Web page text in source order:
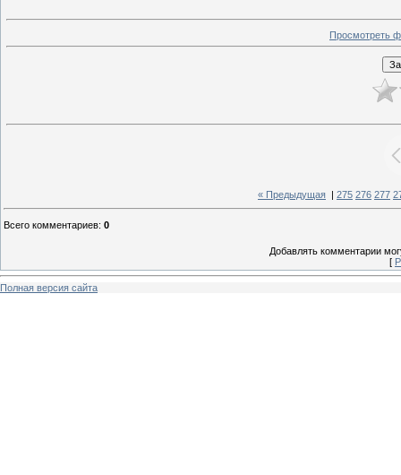
Просмотреть
« Предыдущая 275 276 277
Всего комментариев: 0
Добавлять комментарии
[
Полная версия сайта